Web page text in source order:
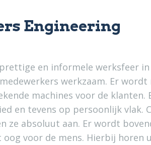
Engineering
en informele werksfeer in
werkzaam. Er
machines voor de klanten.
en tevens op persoonlijk vlak.
ze absoluut aan. Er wordt
voor de mens. Hierbij horen